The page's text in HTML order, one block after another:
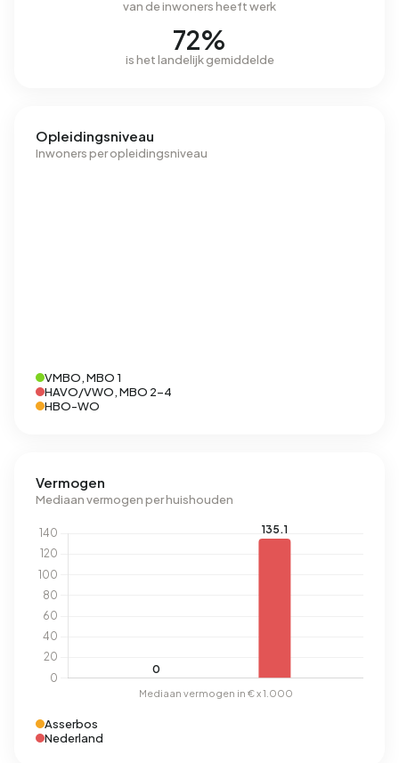
van de inwoners heeft werk
72%
is het landelijk gemiddelde
Opleidingsniveau
Inwoners per opleidingsniveau
VMBO, MBO 1
HAVO/VWO, MBO 2-4
HBO-WO
Vermogen
Mediaan vermogen per huishouden
Asserbos
Nederland